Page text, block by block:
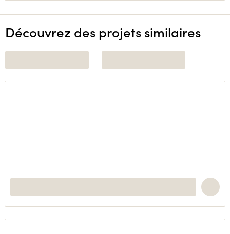
Découvrez des projets similaires